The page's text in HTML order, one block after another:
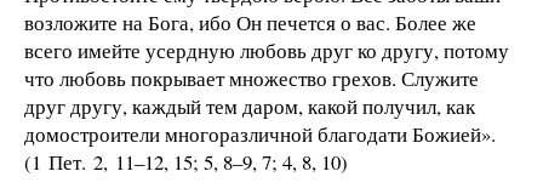
возложите на Бога, ибо Он печется о вас. Более же
всего имейте усердную любовь друг ко другу, потому
что любовь покрывает множество грехов. Служите
друг другу, каждый тем даром, какой получил, как
домостроители многоразличной благодати Божией».
(1 Пет. 2, 11–12, 15; 5, 8–9, 7; 4, 8, 10)